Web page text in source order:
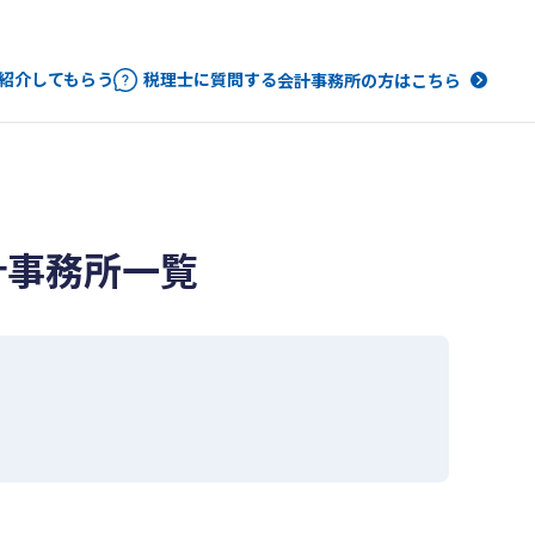
介してもらう 税理士に質問する会計事務所の方はこちら
務所一覧